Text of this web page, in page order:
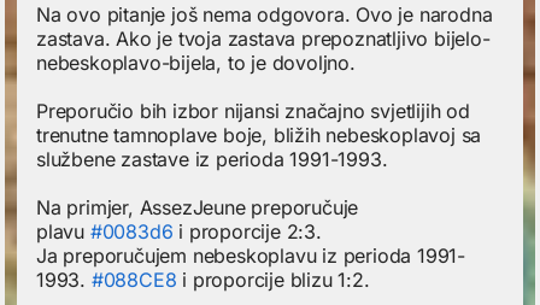
Na ovo pitanje još nema odgovora. Ovo je narodna
zastava. Ako je tvoja zastava prepoznatljivo bijelo-
nebeskoplavo-bijela, to je dovoljno.
Preporučio bih izbor nijansi značajno svjetlijih od
trenutne tamnoplave boje, bližih nebeskoplavoj sa
službene zastave iz perioda 1991-1993.
Na primjer, AssezJeune preporučuje
plavu #0083d6 i proporcije 2:3.
Ja preporučujem nebeskoplavu iz perioda 1991-
1993. #088CE8 i proporcije blizu 1:2.